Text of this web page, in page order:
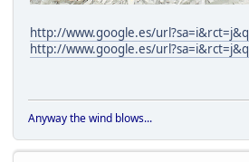
http://www.google.es/
http://www.google.es/
Anyway the wind blows...